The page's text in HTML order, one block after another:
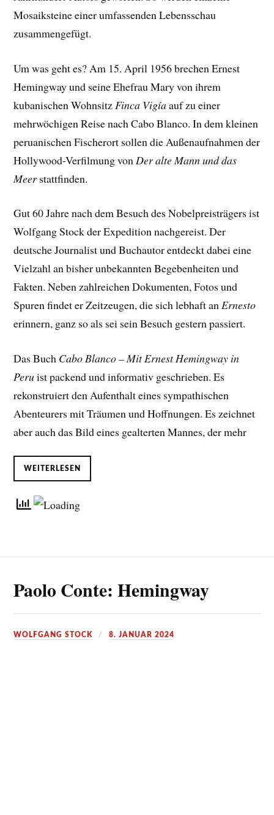
Mosaiksteine einer umfassenden Lebensschau
zusammengefügt.
Um was geht es? Am 15. April 1956 brechen Ernest
Hemingway und seine Ehefrau Mary von ihrem
kubanischen Wohnsitz Finca Vigíaauf zu einer
mehrwöchigen Reise nach Cabo Blanco. In dem kleinen
peruanischen Fischerort sollen die Außenaufnahmen der
Hollywood-Verfilmung von Der alte Mann und das
Meerstattfinden.
Gut 60 Jahre nach dem Besuch des Nobelpreisträgers ist
Wolfgang Stock der Expedition nachgereist. Der
deutsche Journalist und Buchautor entdeckt dabei eine
Vielzahl an bisher unbekannten Begebenheiten und
Fakten. Neben zahlreichen Dokumenten, Fotos und
Spuren findet er Zeitzeugen, die sich lebhaft anErnesto
erinnern, ganz so als sei sein Besuch gestern passiert.
Das Buch Cabo Blanco – Mit Ernest Hemingway in
Peruist packend und informativ geschrieben. Es
rekonstruiert den Aufenthalt eines sympathischen
Abenteurers mit Träumen und Hoffnungen. Es zeichnet
aber auch das Bild eines gealterten Mannes, der mehr
WEITERLESEN
Paolo Conte: Hemingway
WOLFGANG STOCK 8. JANUAR 2024